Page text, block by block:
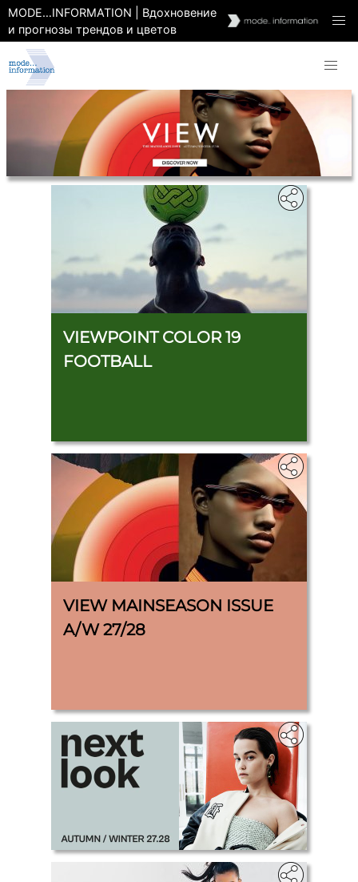
MODE…INFORMATION | Вдохновение
и прогнозы трендов и цветов
VIEWPOINT COLOR 19
FOOTBALL
VIEW MAINSEASON ISSUE
A/W 27/28